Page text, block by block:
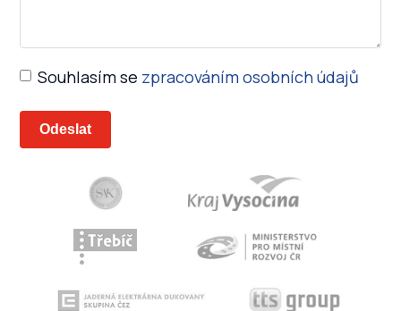
Souhlasím se zpracováním osobních údajů